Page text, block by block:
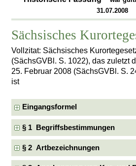
31.07.2008
Sächsisches
Vollzitat: Sächsisches
(SächsGVBl. S. 1022), das zuletzt
25. Februar 2008 (SächsGVBl. S.
ist
Eingangsformel
§ 1 Begriffsbestimmungen
§ 2 Artbezeichnungen